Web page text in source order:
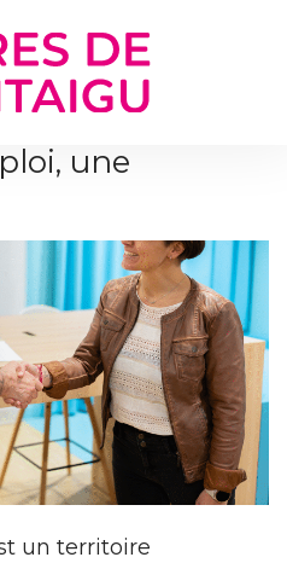
une
un territoire